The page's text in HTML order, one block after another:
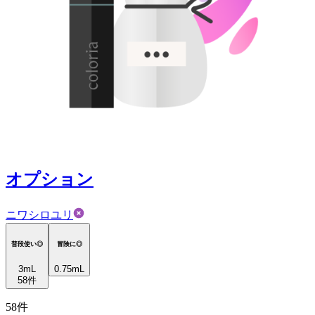
オプション
ニワシロユリ
普段使い◎
3mL
58件
冒険に◎
0.75mL
58件